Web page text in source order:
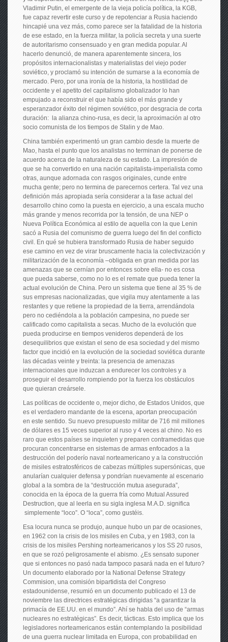
Vladimir Putin, el emergente de la vieja policía política, la KGB,
fue capaz revertir este curso y de repotenciar a Rusia haciendo
hincapié una vez más, como parece ser la fatalidad de la historia
de ese estado, en la fuerza militar, la policía secreta y una suerte
de autoritarismo consensuado y en gran medida popular. Al
hacerlo denunció, de manera aparentemente sincera, los
propósitos internacionalistas y materialistas del viejo poder
soviético, y proclamó su intención de sumarse a la economía de
mercado. Pero, por una ironía de la historia, la hostilidad de
occidente y el apetito del capitalismo globalizador lo han
empujado a reconstruir el que había sido el más grande y
esperanzador éxito del régimen soviético, por desgracia de corta
duración: la alianza chino-rusa, es decir, la aproximación al otro
socio comunista de los tiempos de Stalin y de Mao.
China también experimentó un gran cambio desde la muerte de
Mao, hasta el punto que los analistas no terminan de ponerse de
acuerdo acerca de la naturaleza de su estado. La impresión de
que se ha convertido en una nación capitalista-imperialista como
otras, aunque adornada con rasgos originales, cunde entre
mucha gente; pero no termina de parecernos certera. Tal vez una
definición más apropiada sería considerar a la fase actual del
desarrollo chino como la puesta en ejercicio, a una escala mucho
más grande y menos recorrida por la tensión, de una NEP o
Nueva Política Económica al estilo de aquella con la que Lenin
sacó a Rusia del comunismo de guerra luego del fin del conflicto
civil. En qué se hubiera transformado Rusia de haber seguido
ese camino en vez de virar bruscamente hacia la colectivización y
militarización de la economía –obligada en gran medida por las
amenazas que se cernían por entonces sobre ella- no es cosa
que pueda saberse, como no lo es el remate que pueda tener la
actual evolución de China. Pero un sistema que tiene al 35 % de
sus empresas nacionalizadas, que vigila muy atentamente a las
restantes y que retiene la propiedad de la tierra, arrendándola
pero no cediéndola a la población campesina, no puede ser
calificado como capitalista a secas. Mucho de la evolución que
pueda producirse en tiempos venideros dependerá de los
desequilibrios que existan el seno de esa sociedad y del mismo
factor que incidió en la evolución de la sociedad soviética durante
las décadas veinte y treinta: la presencia de amenazas
internacionales que induzcan a endurecer los controles y a
proseguir el desarrollo rompiendo por la fuerza los obstáculos
que quieran creársele.
Las políticas de occidente o, mejor dicho, de Estados Unidos, que
es el verdadero mandante de la escena, aportan preocupación
en este sentido. Su nuevo presupuesto militar de 716 mil millones
de dólares es 15 veces superior al ruso y 4 veces al chino. No es
raro que estos países se inquieten y preparen contramedidas que
procuran concentrarse en sistemas de armas enfocados a la
destrucción del poderío naval norteamericano y a la construcción
de misiles estratosféricos de cabezas múltiples supersónicas, que
anularían cualquier defensa y pondrían nuevamente al escenario
global a la sombra de la “destrucción mutua asegurada”,
conocida en la época de la guerra fría como Mutual Assured
Destruction, que al leerla en su sigla inglesa M.A.D. significa
simplemente “loco”. O “loca”, como gustéis.
Esa locura nunca se produjo, aunque hubo un par de ocasiones,
en 1962 con la crisis de los misiles en Cuba, y en 1983, con la
crisis de los misiles Pershing norteamericanos y los SS 20 rusos,
en que se rozó peligrosamente el abismo. ¿Es sensato suponer
que si entonces no pasó nada tampoco pasará nada en el futuro?
Un documento elaborado por la National Defense Strategy
Commision, una comisión bipartidista del Congreso
estadounidense, resumió en un documento publicado el 13 de
noviembre las directrices estratégicas dirigidas “a garantizar la
primacía de EE.UU. en el mundo”. Ahí se habla del uso de “armas
nucleares no estratégicas”. Es decir, tácticas. Esto implica que los
legisladores norteamericanos están contemplando la posibilidad
de una guerra nuclear limitada en Europa, con probabilidad en